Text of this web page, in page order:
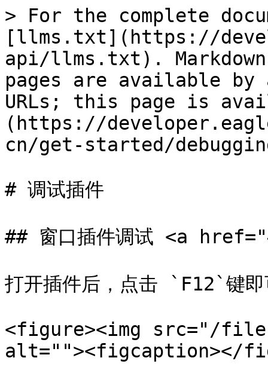
> For the complete
[llms.txt](https://
api/llms.txt).
pages are available by
URLs; this page is
(https://
cn/get-started/
# 调试插件
## 窗口插件调试 <a
打开插件后，点击 `F12`键
<figure><img src="/files/
alt=""><figcaption></